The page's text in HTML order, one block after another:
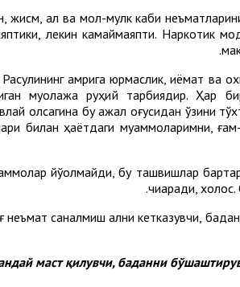
жисм, ақл ва мол-мулк каби
лекин камаймаяпти. Наркотик
амрига юрмаслик, қиёмат ва
муолажа руҳий тарбиядир. Ҳар
олсагина бу ажал оғусидан ўзини
билан ҳаётдаги муаммоларимни,
йўқолмайди, бу ташвишлар
чиқаради,
неъмат саналмиш ақлни кетказувчи,